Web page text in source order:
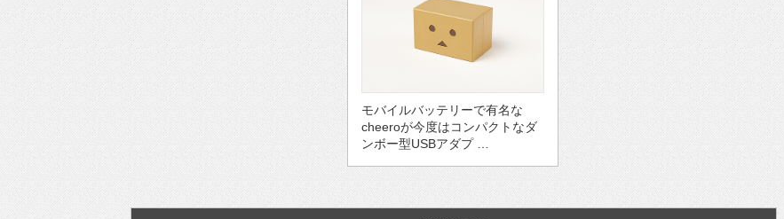
モバイルバッテリーで有名な
cheeroが今度はコンパクトなダ
ンボー型USBアダプ …